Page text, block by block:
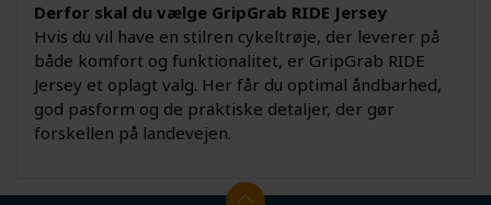
Derfor skal du vælge GripGrab RIDE Jersey
Hvis du vil have en stilren cykeltrøje, der leverer på
både komfort og funktionalitet, er GripGrab RIDE
Jersey et oplagt valg. Her får du optimal åndbarhed,
god pasform og de praktiske detaljer, der gør
forskellen på landevejen.